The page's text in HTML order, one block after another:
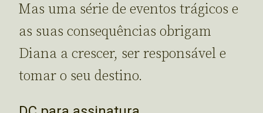
Mas uma série de eventos trágicos e
as suas consequências obrigam
Diana a crescer, ser responsável e
tomar o seu destino.